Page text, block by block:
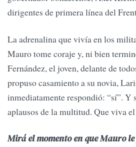
dirigentes de primera línea del
La adrenalina que vivía en los
Mauro tome coraje y, ni bien
Fernández, el joven, delante de
propuso casamiento a su novia,
inmediatamente respondió: “sí”. Y
aplausos de la multitud. Que viva
Mirá el momento en que Mauro